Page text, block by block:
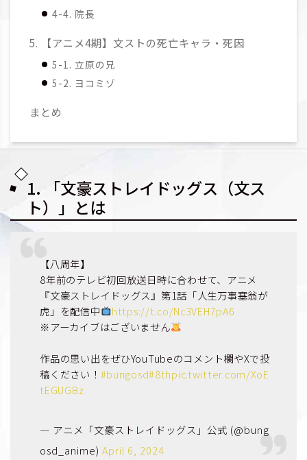
4-4. 院長
5. 【アニメ4期】文ストの死亡キャラ・死因
5-1. 立原の兄
5-2. ヨコミゾ
まとめ
1. 「文豪ストレイドッグス（文ス
ト）」とは
【八周年】
8年前のテレビ初回放送日時に合わせて、アニメ
『文豪ストレイドッグス』第1話「人生万事塞翁が
虎」を配信中
https://t.co/Nc3VEH7pA6
※アーカイブはございません
作品の思い出をぜひYouTubeのコメント欄やXで投
稿ください！ #bungosd#8thpic.twitter.com/XoE
tEGUGBz
— アニメ「文豪ストレイドッグス」公式 (@bung
osd_anime)April 6, 2024